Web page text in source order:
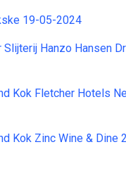
19-05-2024
Hanzo Hansen
Kok Fletcher Hotels
Kok Zinc Wine & Dine